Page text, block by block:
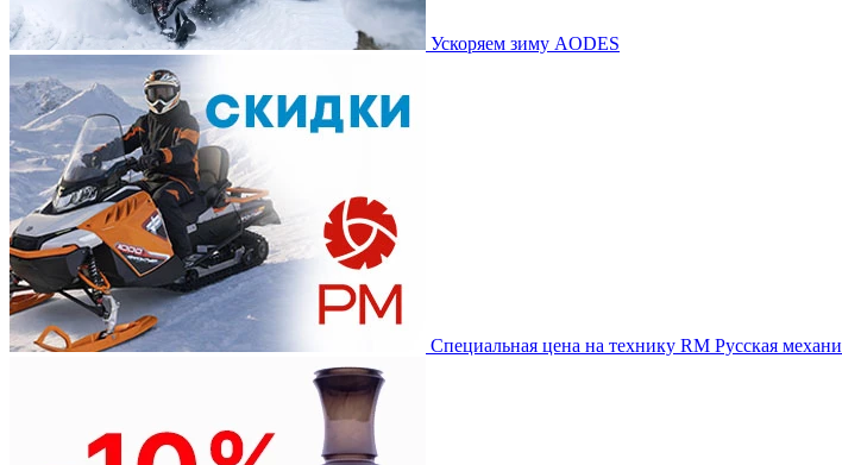
Ускоряем зиму AODES
Специальная цена на технику RM Русская